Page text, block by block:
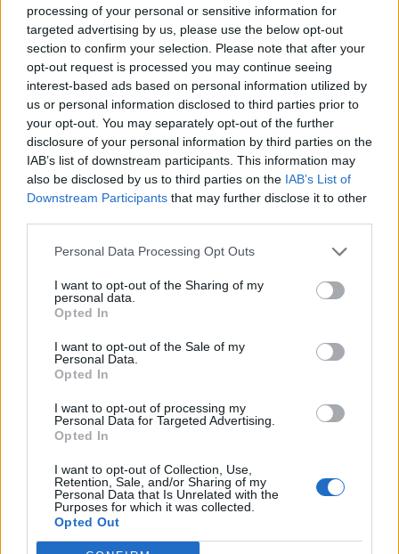
processing of your personal or sensitive information for
targeted advertising by us, please use the below opt-out
section to confirm your selection. Please note that after your
opt-out request is processed you may continue seeing
interest-based ads based on personal information utilized by
us or personal information disclosed to third parties prior to
your opt-out. You may separately opt-out of the further
disclosure of your personal information by third parties on the
IAB’s list of downstream participants. This information may
also be disclosed by us to third parties on the IAB’s List of
Downstream Participants that may further disclose it to other
Personal Data Processing Opt Outs
I want to opt-out of the Sharing of my
personal data.
Opted In
I want to opt-out of the Sale of my
Personal Data.
Opted In
I want to opt-out of processing my
Personal Data for Targeted Advertising.
Opted In
I want to opt-out of Collection, Use,
Retention, Sale, and/or Sharing of my
Personal Data that Is Unrelated with the
Purposes for which it was collected.
Opted Out
Ο Μπρούκλιν Μπέκαμ έβρασε
μακαρόνια με θαλασσινό
νερό και δέχτηκε ανελέητο
τρολάρισμα online
ΑΥΓ 08, 2026
Μαρίνα Βερνίκου: Πόζαρε με
ΑΥΓ 08, 2026
ENTERTAINMENT
Γέννησε η Λίλα Μπακλέση: Η
συντρόφου της για τον
ερχομό του γιου τους
ΑΥΓ 08, 2026